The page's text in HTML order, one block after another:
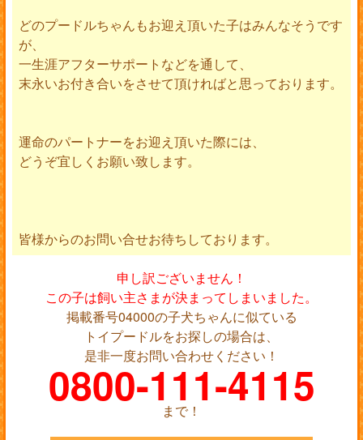
どのプードルちゃんもお迎え頂いた子はみんなそうです
が、
一生涯アフターサポートなどを通して、
末永いお付き合いをさせて頂ければと思っております。
運命のパートナーをお迎え頂いた際には、
どうぞ宜しくお願い致します。
皆様からのお問い合せお待ちしております。
申し訳ございません！
この子は飼い主さまが決まってしまいました。
掲載番号04000の子犬ちゃんに似ている
トイプードルをお探しの場合は、
是非一度お問い合わせください！
0800-111-4115
まで！